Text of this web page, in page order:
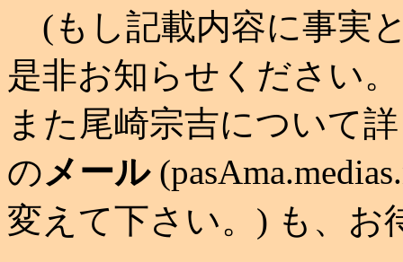
(もし記載内容に事実
是非お知らせください。
また尾崎宗吉について
のメール
変えて下さい。) も、お